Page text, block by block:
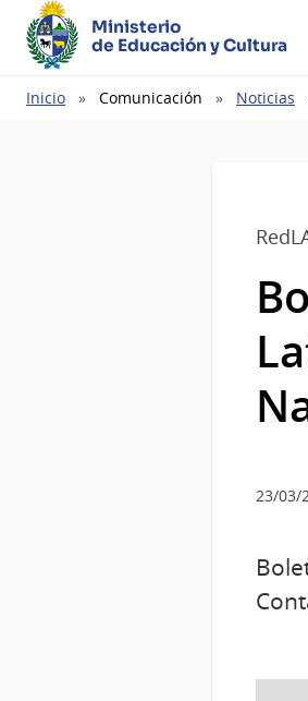
Ministerio
de Educación y Cultura
Ruta
Inicio Comunicación Noticias
23/03/